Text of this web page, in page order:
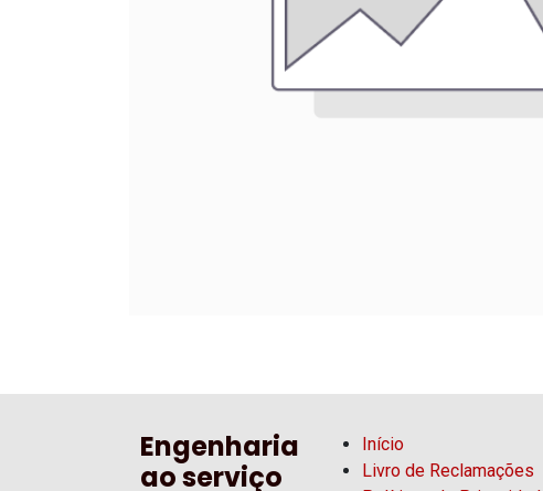
Engenharia
ao serviço
Início
Livro de Reclamações